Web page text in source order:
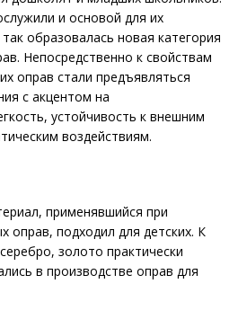
и основой для их
образовалась новая категория
Непосредственно к свойствам
оправ стали предъявляться
с акцентом на
устойчивость к внешним
воздействиям.
применявшийся при
оправ, подходил для детских. К
золото практически
в производстве оправ для